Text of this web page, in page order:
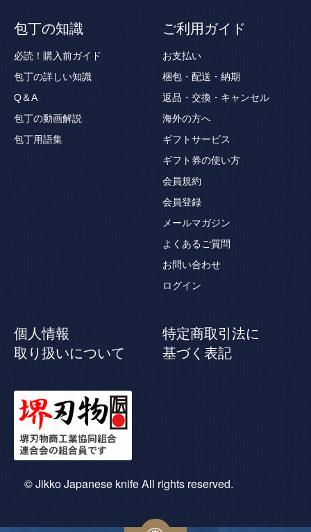
包丁の知識
必読！購入前ガイド
包丁の詳しい知識
Q＆A
包丁の動画解説
包丁用語集
ご利用ガイド
お支払い
梱包・配送・納期
返品・交換・キャンセル
海外の方へ
ギフトサービス
ギフト券の使い方
会員規約
会員登録
メールマガジン
よくあるご質問
お問い合わせ
ログイン
個人情報
取り扱いについて
特定商取引法に
基づく表記
© Jikko Japanese knife All rights reserved.